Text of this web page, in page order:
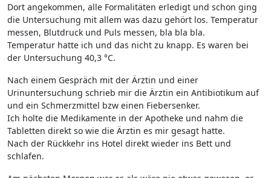
Dort angekommen, alle Formalitäten erledigt und schon ging
die Untersuchung mit allem was dazu gehört los. Temperatur
messen, Blutdruck und Puls messen, bla bla bla.
Temperatur hatte ich und das nicht zu knapp. Es waren bei
der Untersuchung 40,3 °C.
Nach einem Gespräch mit der Ärztin und einer
Urinuntersuchung schrieb mir die Ärztin ein Antibiotikum auf
und ein Schmerzmittel bzw einen Fiebersenker.
Ich holte die Medikamente in der Apotheke und nahm die
Tabletten direkt so wie die Ärztin es mir gesagt hatte.
Nach der Rückkehr ins Hotel direkt wieder ins Bett und
schlafen.